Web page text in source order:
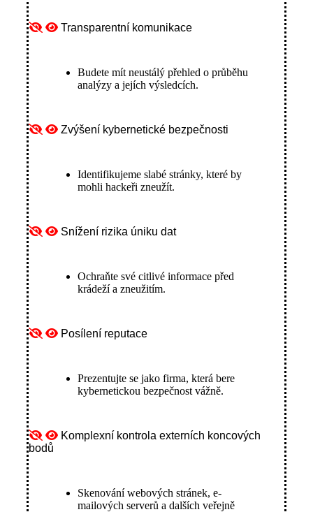
Transparentní komunikace
Budete mít neustálý přehled o průběhu
analýzy a jejích výsledcích.
Zvýšení kybernetické bezpečnosti
Identifikujeme slabé stránky, které by
mohli hackeři zneužít.
Snížení rizika úniku dat
Ochraňte své citlivé informace před
krádeží a zneužitím.
Posílení reputace
Prezentujte se jako firma, která bere
kybernetickou bezpečnost vážně.
Komplexní kontrola externích koncových
bodů
Skenování webových stránek, e-
mailových serverů a dalších veřejně